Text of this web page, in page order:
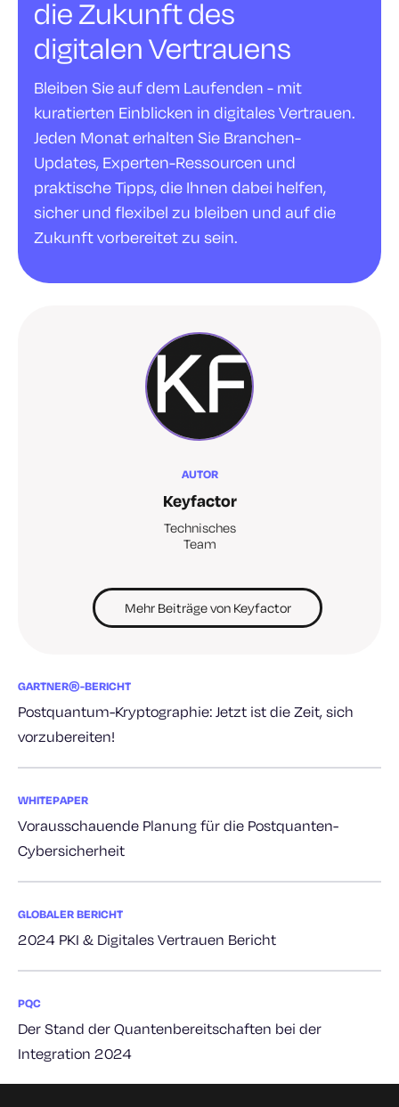
die Zukunft des
digitalen Vertrauens
Bleiben Sie auf dem Laufenden - mit
kuratierten Einblicken in digitales Vertrauen.
Jeden Monat erhalten Sie Branchen-
Updates, Experten-Ressourcen und
praktische Tipps, die Ihnen dabei helfen,
sicher und flexibel zu bleiben und auf die
Zukunft vorbereitet zu sein.
AUTOR
Keyfactor
Technisches
Team
Mehr Beiträge von Keyfactor
GARTNER®-BERICHT
Postquantum-Kryptographie: Jetzt ist die Zeit, sich
vorzubereiten!
WHITEPAPER
Vorausschauende Planung für die Postquanten-
Cybersicherheit
GLOBALER BERICHT
2024 PKI & Digitales Vertrauen Bericht
PQC
Der Stand der Quantenbereitschaften bei der
Integration 2024